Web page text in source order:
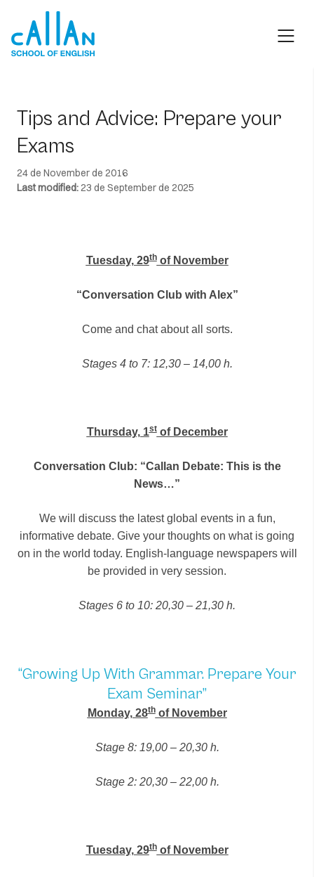
content
Tips and Advice: Prepare your
Exams
24 de November de 2016
Last modified:23 de September de 2025
Tuesday, 29thof November
“Conversation Club with Alex”
Come and chat about all sorts.
Stages 4 to 7: 12,30 – 14,00 h.
Thursday, 1stof December
Conversation Club: “Callan Debate: This is the
News…”
We will discuss the latest global events in a fun,
informative debate. Give your thoughts on what is going
on in the world today. English-language newspapers will
be provided in very session.
Stages 6 to 10: 20,30 – 21,30 h.
“Growing Up With Grammar. Prepare Your
Exam Seminar”
Monday, 28thof November
Stage 8: 19,00 – 20,30 h.
Stage 2: 20,30 – 22,00 h.
Tuesday, 29thof November